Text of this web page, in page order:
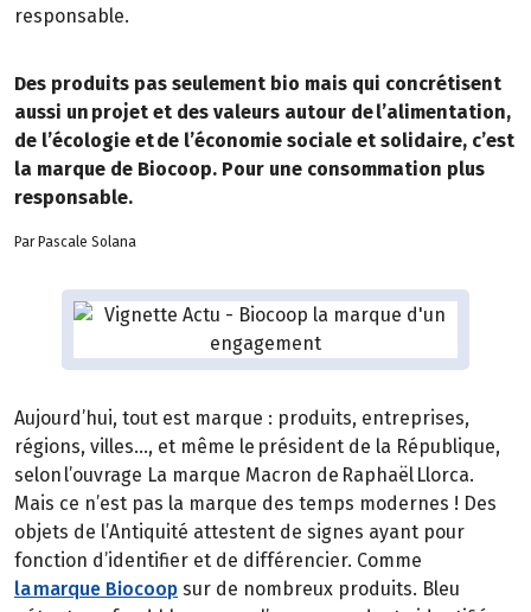
responsable.
Des produits pas seulement bio mais qui concrétisent
aussi un projet et des valeurs autour de l’alimentation,
de l’écologie et de l’économie sociale et solidaire, c’est
la marque de Biocoop. Pour une consommation plus
responsable.
Par Pascale Solana
Aujourd’hui, tout est marque : produits, entreprises,
régions, villes…, et même le président de la République,
selon l’ouvrage La marque Macron de Raphaël Llorca.
Mais ce n’est pas la marque des temps modernes ! Des
objets de l’Antiquité attestent de signes ayant pour
fonction d’identifier et de différencier. Comme
la marque Biocoop sur de nombreux produits. Bleu